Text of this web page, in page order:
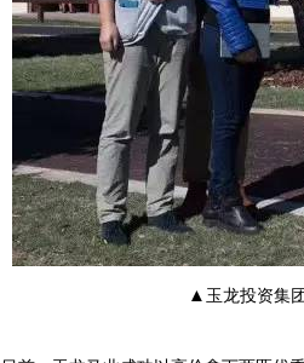
▲ 玉龙投资集